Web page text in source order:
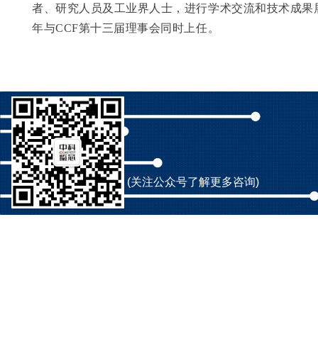
者、研究人员及工业界人士，进行学术交流和技术成
年与CCF第十三届理事会同时上任。
(关注公众号了解更多咨询)